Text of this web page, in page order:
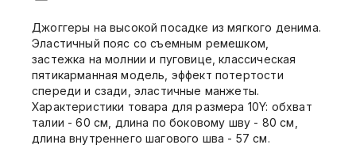
Джоггеры на высокой посадке из мягкого денима.
Эластичный пояс со съемным ремешком,
застежка на молнии и пуговице, классическая
пятикарманная модель, эффект потертости
спереди и сзади, эластичные манжеты.
Характеристики товара для размера 10Y: обхват
талии - 60 см, длина по боковому шву - 80 см,
длина внутреннего шагового шва - 57 см.